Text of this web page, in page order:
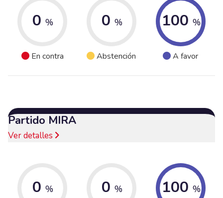
0 %
En contra
0 %
Abstención
100 %
A favor
Partido MIRA
Ver detalles
0 % 0 % 100 %